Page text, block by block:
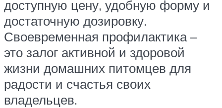
доступную цену, удобную форму и
достаточную дозировку.
Своевременная профилактика –
это залог активной и здоровой
жизни домашних питомцев для
радости и счастья своих
владельцев.